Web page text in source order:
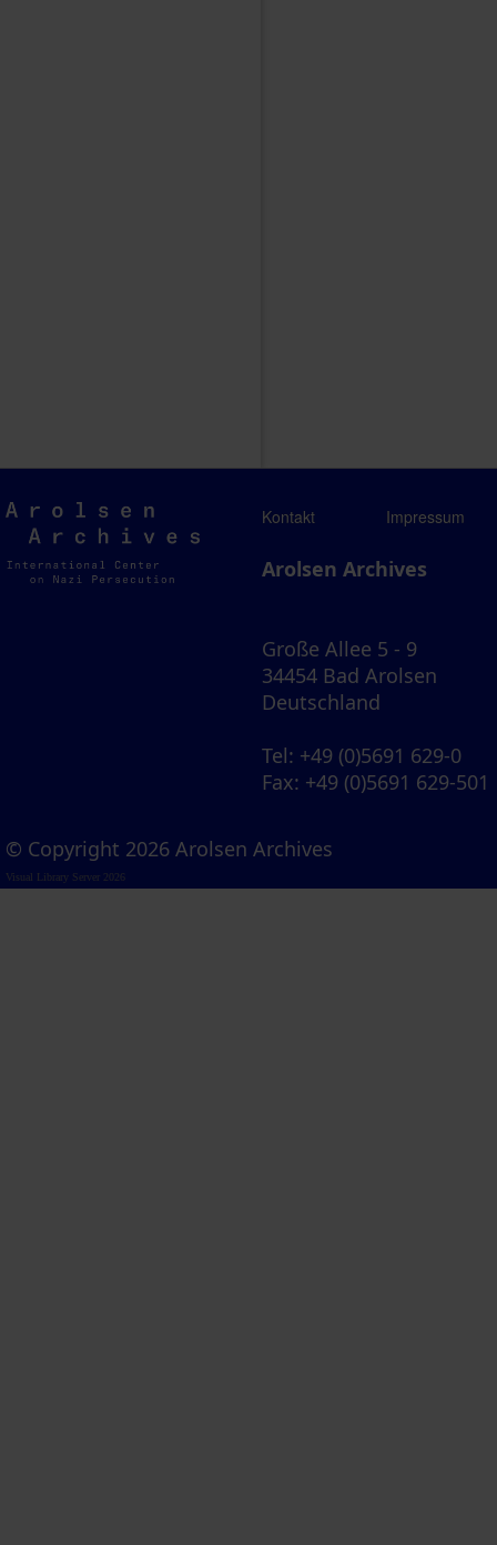
Arolsen
Archives
Kontakt Impressum
Arolsen Archives
Große Allee 5 - 9
34454 Bad Arolsen
Deutschland
Tel: +49 (0)5691 629-0
Fax: +49 (0)5691 629-501
© Copyright 2026 Arolsen Archives
Visual Library Server 2026